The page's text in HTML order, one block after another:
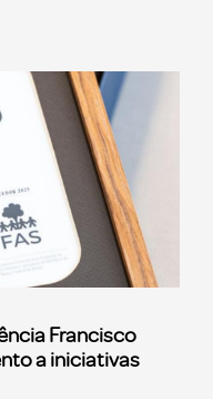
Francisco
a iniciativas